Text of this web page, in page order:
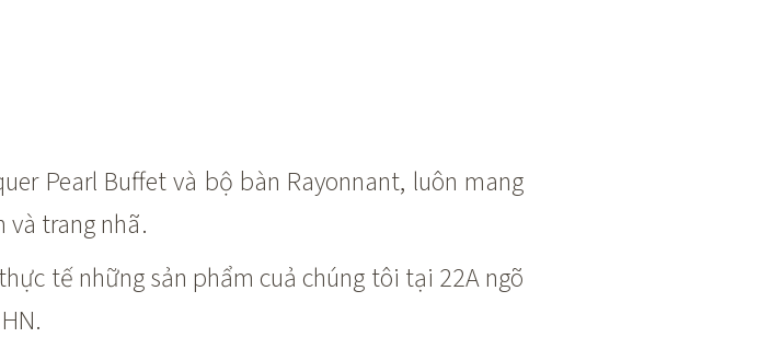
Pearl Buffet và bộ bàn Rayonnant, luôn mang
và trang nhã.
tế những sản phẩm cuả chúng tôi tại 22A ngõ